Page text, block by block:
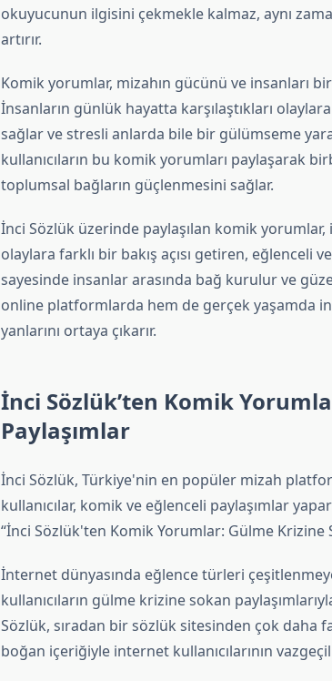
okuyucunun ilgisini çekmekle kalmaz, aynı
artırır.
Komik yorumlar, mizahın gücünü ve insanları
İnsanların günlük hayatta karşılaştıkları
sağlar ve stresli anlarda bile bir gülümseme
kullanıcıların bu komik yorumları paylaşarak
toplumsal bağların güçlenmesini sağlar.
İnci Sözlük üzerinde paylaşılan komik yorumlar,
olaylara farklı bir bakış açısı getiren, eğlenceli
sayesinde insanlar arasında bağ kurulur ve
online platformlarda hem de gerçek yaşamda
yanlarını ortaya çıkarır.
İnci Sözlük’ten Komik
Paylaşımlar
İnci Sözlük, Türkiye'nin en popüler mizah
kullanıcılar, komik ve eğlenceli paylaşımlar
“İnci Sözlük'ten Komik Yorumlar: Gülme Krizine
İnternet dünyasında eğlence türleri
kullanıcıların gülme krizine sokan
Sözlük, sıradan bir sözlük sitesinden çok daha
boğan içeriğiyle internet kullanıcılarının